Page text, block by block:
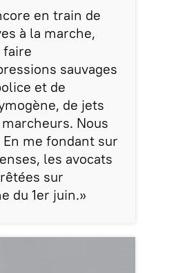
en train de
à la marche,
faire
sauvages
et de
de jets
Nous
En me fondant sur
les avocats
sur
du 1er juin.»